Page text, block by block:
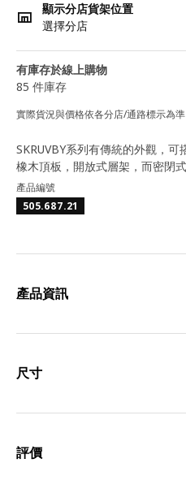
顯示分店貨架位置
選擇分店
有庫存於線上購物
85 件庫存
實際貨況與價格依各分店/通路標示為準
SKRUVBY系列有傳統的外觀，
橡木頂板，開放式層架，而密閉
產品編號
505.687.21
產品資訊
尺寸
評價